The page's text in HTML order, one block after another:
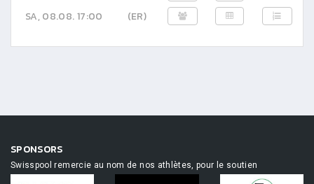
SA, 08.08. 17:00
(ER)
SPONSORS
Swisspool remercie au nom de nos athlètes, pour le soutien